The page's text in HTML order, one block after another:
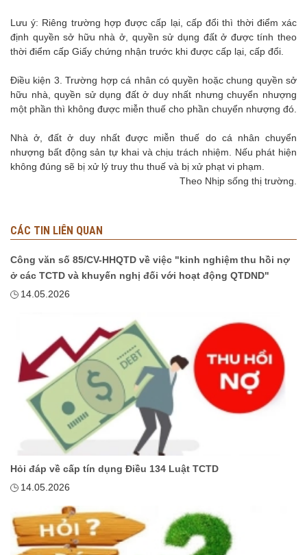
Lưu ý: Riêng trường hợp được cấp lại, cấp đổi thì thời điểm xác
định quyền sở hữu nhà ở, quyền sử dụng đất ở được tính theo
thời điểm cấp Giấy chứng nhận trước khi được cấp lại, cấp đổi.
Điều kiện 3. Trường hợp cá nhân có quyền hoặc chung quyền sở
hữu nhà, quyền sử dụng đất ở duy nhất nhưng chuyển nhượng
một phần thì không được miễn thuế cho phần chuyển nhượng đó.
Nhà ở, đất ở duy nhất được miễn thuế do cá nhân chuyển
nhượng bất động sản tự khai và chịu trách nhiệm. Nếu phát hiện
không đúng sẽ bị xử lý truy thu thuế và bị xử phạt vi phạm.
Theo Nhịp sống thị trường.
CÁC TIN LIÊN QUAN
Công văn số 85/CV-HHQTD về việc "kinh nghiệm thu hồi nợ
ở các TCTD và khuyến nghị đối với hoạt động QTDND"
14.05.2026
Hỏi đáp về cấp tín dụng Điều 134 Luật TCTD
14.05.2026